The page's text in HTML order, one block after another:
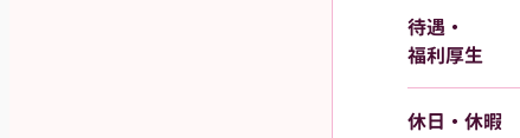
待遇・
福利厚生
休日・休暇